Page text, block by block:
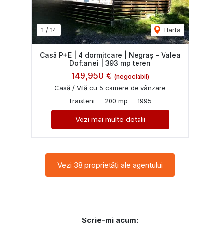
1 / 14 Harta
Casă P+E | 4 dormitoare | Negraș – Valea
Doftanei | 393 mp teren
149,950 € (negociabil)
Casă / Vilă cu 5 camere de vânzare
Traisteni
200 mp 1995
Vezi mai multe detalii
Vezi 38 proprietăți ale agentului
Scrie-mi acum: